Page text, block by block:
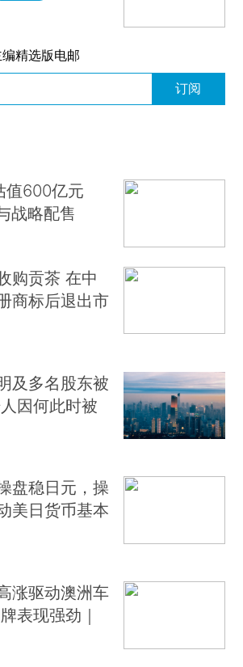
精选版电邮
订阅
值600亿元
战略配售
购贡茶 在中
商标后退出市
及多名股东被
因何此时被
盘稳日元，操
美日货币基本
涨驱动澳洲车
表现强劲｜